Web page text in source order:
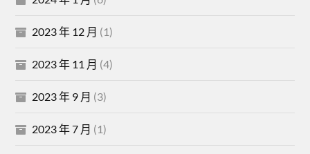
2023 年 12 月 (1)
2023 年 11 月 (4)
2023 年 9 月 (3)
2023 年 7 月 (1)